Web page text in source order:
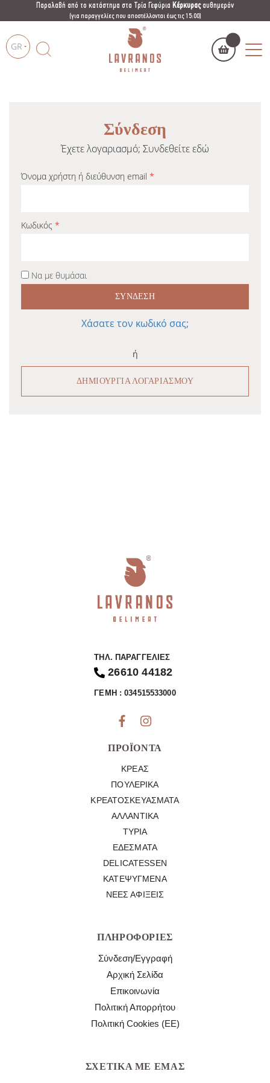
Παραλαβή από το κατάστημα στα Τρία Γεφύρια Κέρκυραςαυθημερόν
(για παραγγελίες που αποστέλλονται έως τις 15:00)
GR
Σύνδεση
Έχετε λογαριασμό; Συνδεθείτε εδώ
Όνομα χρήστη ή διεύθυνση email *
Κωδικός *
Να με θυμάσαι
ΣΎΝΔΕΣΗ
Χάσατε τον κωδικό σας;
ή
ΔΗΜΙΟΥΡΓΊΑ ΛΟΓΑΡΙΑΣΜΟΎ
ΤΗΛ. ΠΑΡΑΓΓΕΛΊΕΣ
26610 44182
ΓΕΜΗ : 034515533000
ΠΡΟΪΌΝΤΑ
ΚΡΈΑΣ
ΠΟΥΛΕΡΙΚΆ
ΚΡΕΑΤΟΣΚΕΥΆΣΜΑΤΑ
ΑΛΛΑΝΤΙΚΆ
ΤΥΡΙΆ
ΕΔΈΣΜΑΤΑ
DELICATESSEN
ΚΑΤΕΨΥΓΜΈΝΑ
ΝΈΕΣ ΑΦΊΞΕΙΣ
ΠΛΗΡΟΦΟΡΊΕΣ
Σύνδεση/Εγγραφή
Αρχική Σελίδα
Επικοινωνία
Πολιτική Απορρήτου
Πολιτική Cookies (ΕΕ)
ΣΧΕΤΙΚΆ ΜΕ ΕΜΆΣ